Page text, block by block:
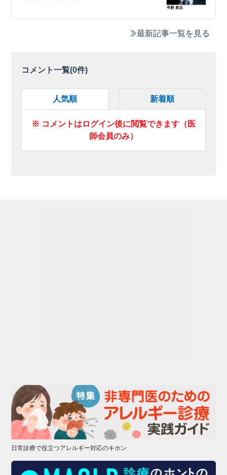
最新記事一覧を見る
コメント一覧(0件)
人気順 新着順
※ コメントはログイン後に閲覧できます（医
師会員のみ）
日常診療で役立つアレルギー対応のキホン